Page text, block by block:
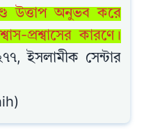
উত্তাপ অনুভব করে
প্রশ্বাসের কারণে।
ইসলামীক সেন্টার